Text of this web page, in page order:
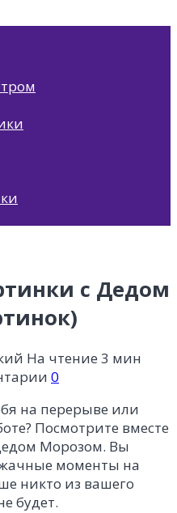
с Дедом
На чтение 3 мин
0
на перерыве или
Посмотрите вместе
Морозом. Вы
моменты на
никто из вашего
будет.